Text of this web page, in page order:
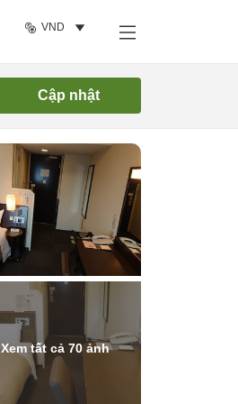
VND
Cập nhật
Xem tất cả70ảnh
Tìm phòng trống